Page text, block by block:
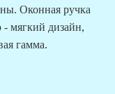
Оконная ручка
- мягкий дизайн,
гамма.